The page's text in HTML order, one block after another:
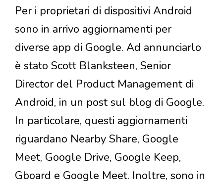
Per i proprietari di dispositivi Android
sono in arrivo aggiornamenti per
diverse app di Google. Ad annunciarlo
è stato Scott Blanksteen, Senior
Director del Product Management di
Android, in un post sul blog di Google.
In particolare, questi aggiornamenti
riguardano Nearby Share, Google
Meet, Google Drive, Google Keep,
Gboard e Google Meet. Inoltre, sono in